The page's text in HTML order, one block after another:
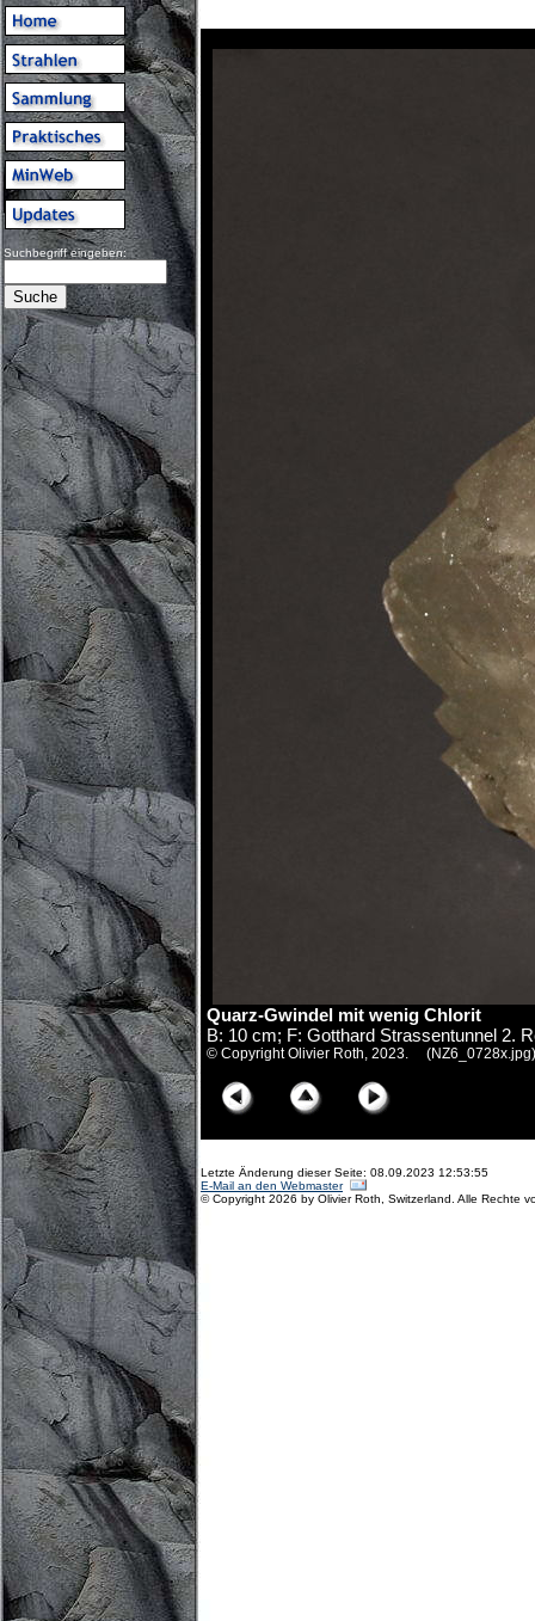
Suchbegriff eingeben:
Quarz-Gwindel mit wenig Chlorit
B: 10 cm; F: Gotthard Strassentunnel 2.
© Copyright Olivier Roth, 2023. (NZ6_0728x.jpg)
Letzte Änderung dieser Seite: 08.09.2023 12:53:55
E-Mail an den Webmaster
© Copyright 2026 by Olivier Roth, Switzerland. Alle Rechte